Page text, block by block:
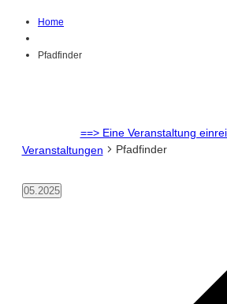
Home
Pfadfinder
==> Eine Veranstaltung
Veranstaltungen
Pfadfinder
05.2025